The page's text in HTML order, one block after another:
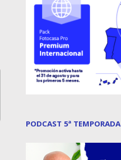
PODCAST 5ª TEMPORADA